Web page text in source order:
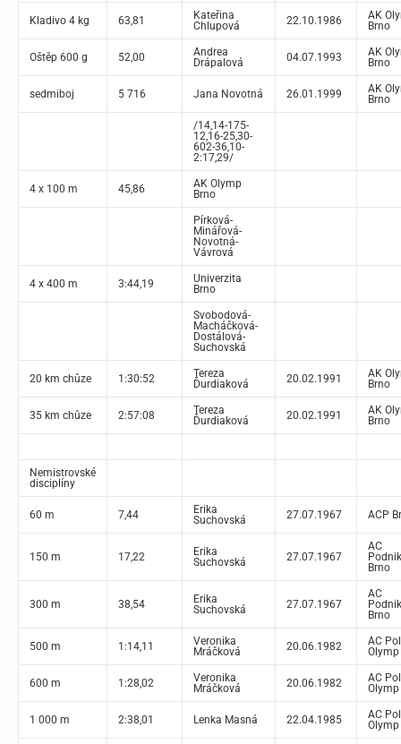
Kladivo 4 kg 63,81
Kateřina
Chlupová
22.10.1986
AK
Brno
Oštěp 600 g 52,00
Andrea
Drápalová
04.07.1993
AK
Brno
sedmiboj 5 716 Jana Novotná 26.01.1999
AK
Brno
/14,14-175-
12,16-25,30-
602-36,10-
2:17,29/
4 x 100 m 45,86
AK Olymp
Brno
Pírková-
Minářová-
Novotná-
Vávrová
4 x 400 m 3:44,19
Univerzita
Brno
Svobodová-
Macháčková-
Dostálová-
Suchovská
20 km chůze 1:30:52
Tereza
Ďurdiaková
20.02.1991
AK
Brno
35 km chůze 2:57:08
Tereza
Ďurdiaková
20.02.1991
AK
Brno
Nemistrovské
disciplíny
60 m 7,44
Erika
Suchovská
27.07.1967 ACP
150 m 17,22
Erika
Suchovská
27.07.1967
AC
Brno
300 m 38,54
Erika
Suchovská
27.07.1967
AC
Brno
500 m 1:14,11
Veronika
Mráčková
20.06.1982
AC
Olymp
600 m 1:28,02
Veronika
Mráčková
20.06.1982
AC
Olymp
1 000 m 2:38,01 Lenka Masná 22.04.1985
AC
Olymp